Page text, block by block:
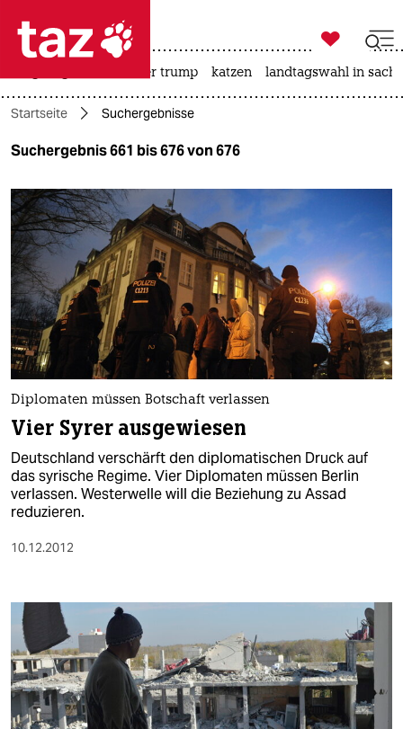
 taz zahl ich
taz zahl ich
themen
politik
öko
gesellschaft
kultur
sport
berlin
wahrheit
verlag
shop
fragen & hilfe
unterstützen

taz zahl ich
usa unter trump katzen landtagswahl in
Startseite Suchergebnisse
Suchergebnis 661 bis 676 von 676
Diplomaten müssen Botschaft verlassen
Vier Syrer ausgewiesen
Deutschland verschärft den diplomatischen Druck auf
das syrische Regime. Vier Diplomaten müssen Berlin
verlassen. Westerwelle will die Beziehung zu Assad
reduzieren.
10.12.2012